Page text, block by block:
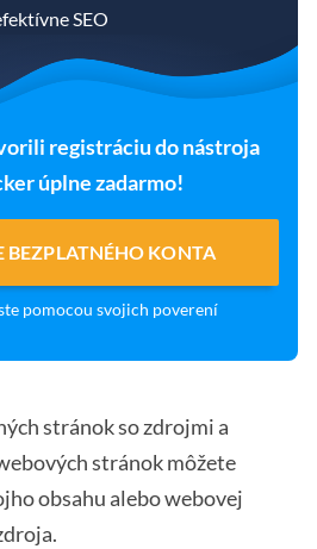
SEO
registráciu do nástroja
úplne zadarmo!
BEZPLATNÉHO KONTA
pomocou svojich poverení
stránok so zdrojmi a
stránok môžete
obsahu alebo webovej